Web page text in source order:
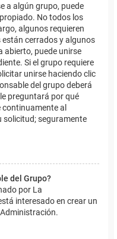
a algún grupo, puede
No todos los
algunos requieren
cerrados y algunos
abierto, puede unirse
Si el grupo requiere
unirse haciendo clic
del grupo deberá
preguntará por qué
continuamente al
solicitud; seguramente
del Grupo?
por La
interesado en crear un